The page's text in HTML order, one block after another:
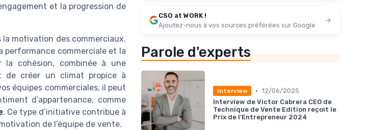
et la progression de
la motivation des commerciaux.
performance commerciale et la
la cohésion, combinée à une
de créer un climat propice à
équipes commerciales, il peut
d’appartenance, comme
. Ce type d’initiative contribue à
de l’équipe de vente.
CSO at WORK !
Ajoutez-nous à vos sources préférées sur Google
Parole d'experts
Interview • 12/06/2025
Interview de Victor Cabrera CEO de
Technique de Vente Edition reçoit le
Prix de l'Entrepreneur 2024